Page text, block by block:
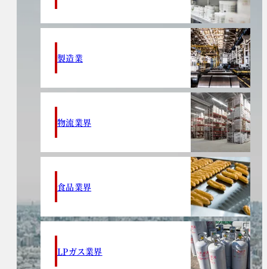
製造業
物流業界
食品業界
LPガス業界